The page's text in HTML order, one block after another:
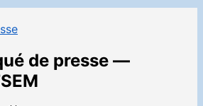
de presse —